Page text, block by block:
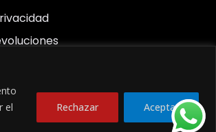
el
Rechazar Aceptar